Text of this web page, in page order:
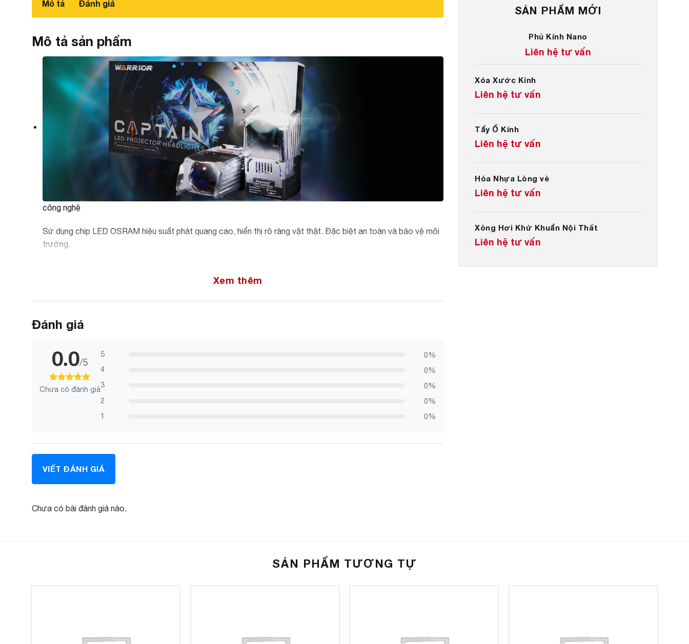
Mô tả Đánh giá
Mô tả sản phẩm
công nghệ
Sử dụng chip LED OSRAM hiệu suất phát quang cao, hiển thị rõ ràng vật thật. Đặc biệt an toàn và bảo vệ môi
trường.
Xem thêm
Đánh giá
0.0/5
100trên 5 dựa trên
100
Chưa có đánh giá
5
0%
4
0%
3
0%
2
0%
1
0%
VIẾT ĐÁNH GIÁ
Chưa có bài đánh giá nào.
SẢN PHẨM MỚI
Phủ Kính Nano
Liên hệ tư vấn
Xóa Xước Kính
Liên hệ tư vấn
Tẩy Ố Kính
Liên hệ tư vấn
Hóa Nhựa Lòng vè
Liên hệ tư vấn
Xông Hơi Khử Khuẩn Nội Thất
Liên hệ tư vấn
SẢN PHẨM TƯƠNG TỰ